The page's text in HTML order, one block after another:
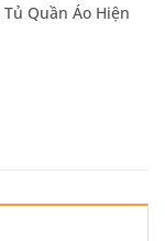
Tủ Quần Áo Hiện